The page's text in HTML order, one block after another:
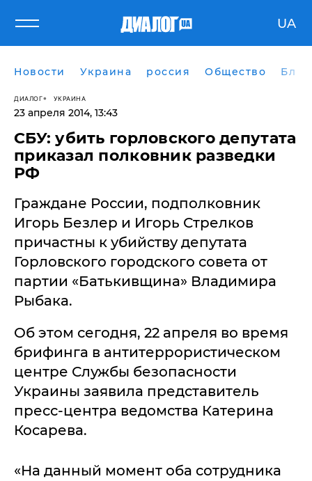
UA
Новости Украина россия Общество
ДИАЛОГ УКРАИНА
23 апреля 2014, 13:43
СБУ: убить горловского депутата
приказал полковник разведки
РФ
Граждане России, подполковник
Игорь Безлер и Игорь Стрелков
причастны к убийству депутата
Горловского городского совета от
партии «Батькивщина» Владимира
Рыбака.
Об этом сегодня, 22 апреля во время
брифинга в антитеррористическом
центре Службы безопасности
Украины заявила представитель
пресс-центра ведомства Катерина
Косарева.
«На данный момент оба сотрудника